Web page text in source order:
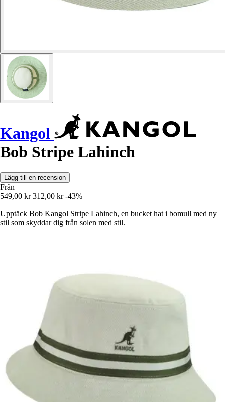
Kangol
Bob Stripe Lahinch
Lägg till en recension
Från
549,00 kr 312,00 kr -43%
Upptäck Bob Kangol Stripe Lahinch, en bucket hat i bomull med ny
stil som skyddar dig från solen med stil.